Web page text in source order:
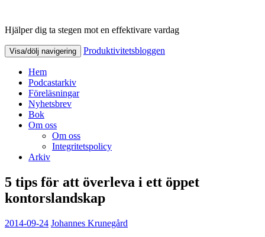
Produktivitetsbloggen
Hjälper dig ta stegen mot en effektivare vardag
Visa/dölj navigering Produktivitetsbloggen
Hem
Podcastarkiv
Föreläsningar
Nyhetsbrev
Bok
Om oss
Om oss
Integritetspolicy
Arkiv
5 tips för att överleva i ett öppet
kontorslandskap
2014-09-24 Johannes Krunegård